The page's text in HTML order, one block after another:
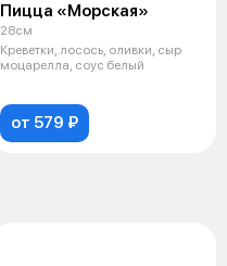
Пицца «Морская»
28см
Креветки, лосось, оливки, сыр
моцарелла, соус белый
от 579 ₽